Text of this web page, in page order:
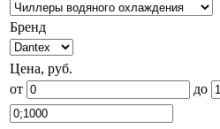
Бренд
Цена, руб.
от
до